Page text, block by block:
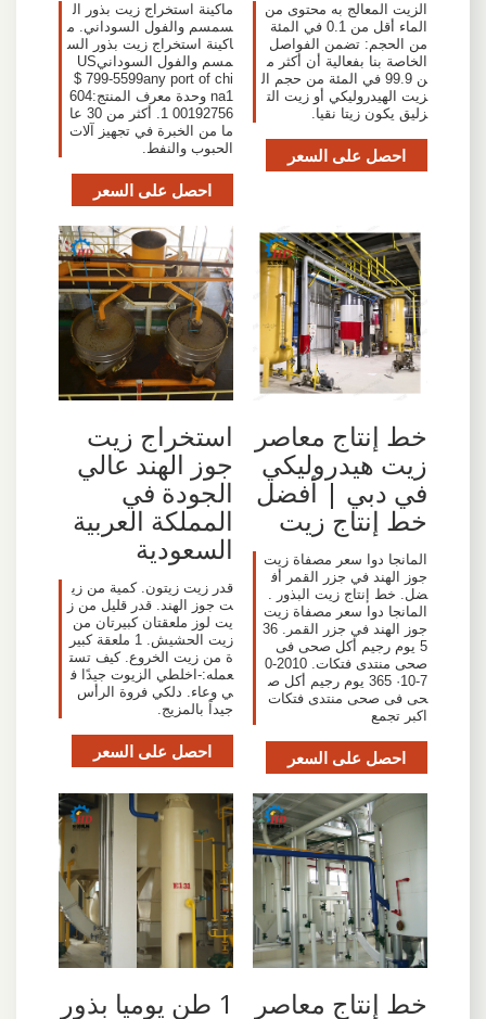
الزيت المعالج به محتوى من
الماء أقل من 0.1 في المئة
من الحجم: تضمن الفواصل
الخاصة بنا بفعالية أن أكثر م
ن 99.9 في المئة من حجم ال
زيت الهيدروليكي أو زيت الت
زليق يكون زيتا نقيا.
احصل على السعر
ماكينة استخراج زيت بذور ال
سمسم والفول السوداني. م
اكينة استخراج زيت بذور الس
مسم والفول السودانيUS
$ 799-5599any port of chi
na1 وحدة معرف المنتج:604
00192756 1. أكثر من 30 عا
ما من الخبرة في تجهيز آلات
الحبوب والنفط.
احصل على السعر
خط إنتاج معاصر
زيت هيدروليكي
في دبي | أفضل
خط إنتاج زيت
المانجا دوا سعر مصفاة زيت
جوز الهند في جزر القمر أف
ضل. خط إنتاج زيت البذور .
المانجا دوا سعر مصفاة زيت
جوز الهند في جزر القمر. 36
5 يوم رجيم أكل صحى فى
صحى منتدى فتكات. 2010-0
7-10· 365 يوم رجيم أكل ص
حى فى صحى منتدى فتكات
اكبر تجمع
احصل على السعر
استخراج زيت
جوز الهند عالي
الجودة في
المملكة العربية
السعودية
قدر زيت زيتون. كمية من زي
ت جوز الهند. قدر قليل من ز
يت لوز ملعقتان كبيرتان من
زيت الحشيش. 1 ملعقة كبير
ة من زيت الخروع. كيف تست
عمله:-اخلطي الزيوت جيدًا ف
ي وعاء. دلكي فروة الرأس
جيداً بالمزيج.
احصل على السعر
خط إنتاج معاصر 1 طن يوميا بذور